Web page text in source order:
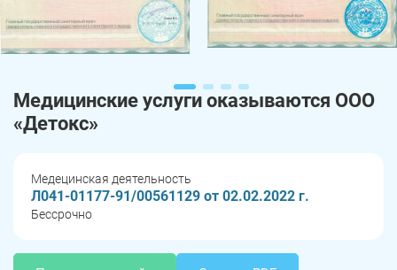
Медицинские услуги оказываются ООО
«Детокс»
Медецинская деятельность
Л041-01177-91/00561129 от 02.02.2022 г.
Бессрочно